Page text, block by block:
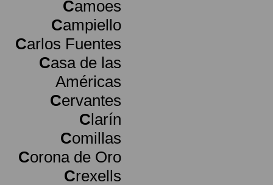
Camoes
Campiello
Carlos Fuentes
Casa de las
Américas
Cervantes
Clarín
Comillas
Corona de Oro
Crexells